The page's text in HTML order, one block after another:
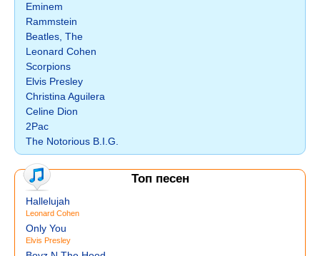
Eminem
Rammstein
Beatles, The
Leonard Cohen
Scorpions
Elvis Presley
Christina Aguilera
Celine Dion
2Pac
The Notorious B.I.G.
Топ песен
Hallelujah
Leonard Cohen
Only You
Elvis Presley